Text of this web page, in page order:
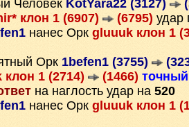
Человек KotYara22 (3127)
клон 1 (6907) (6795) удар
нанес Орк gluuuk клон 1
Орк 1befen1 (3755)
1 (2714) (1466) точный
на наглость удар на 520
нанес Орк gluuuk клон 1